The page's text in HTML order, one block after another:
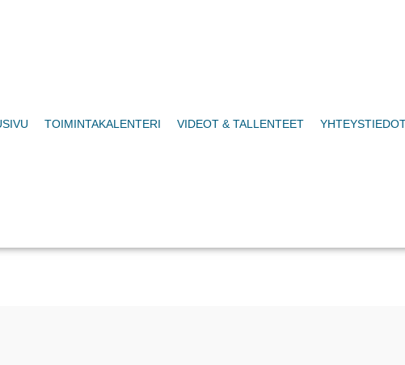
TOIMINTAKALENTERI VIDEOT & TALLENTEET